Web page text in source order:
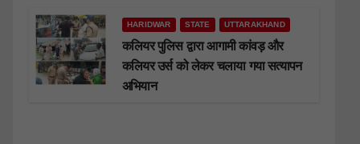
HARIDWAR STATE UTTARAKHAND
कलियर पुलिस द्वारा आगामी कांवड़ और
कलियर उर्स को लेकर चलाया गया सत्यापन
अभियान